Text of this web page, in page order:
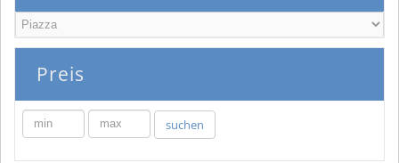
Preis
min max suchen